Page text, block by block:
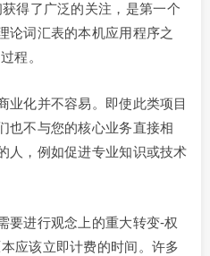
得了广泛的关注，是第一个
论词汇表的本机应用程序之
程。
业化并不容易。即使此类项目
也不与您的核心业务直接相
人，例如促进专业知识或技术
要进行观念上的重大转变-权
应该立即计费的时间。许多